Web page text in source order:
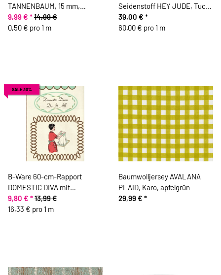
TANNENBAUM, 15 mm,
hellgrün
9,99 € *14,99 €
0,50 € pro 1 m
Seidenstoff HEY JUDE, Tuch-
Muster, burda style
39,00 € *
60,00 € pro 1 m
SALE 30%
B-Ware 60-cm-Rapport
DOMESTIC DIVA mit
Hausfrauen, cremé-pastellrot
9,80 € *13,99 €
16,33 € pro 1 m
Baumwolljersey AVALANA
PLAID, Karo, apfelgrün
29,99 € *